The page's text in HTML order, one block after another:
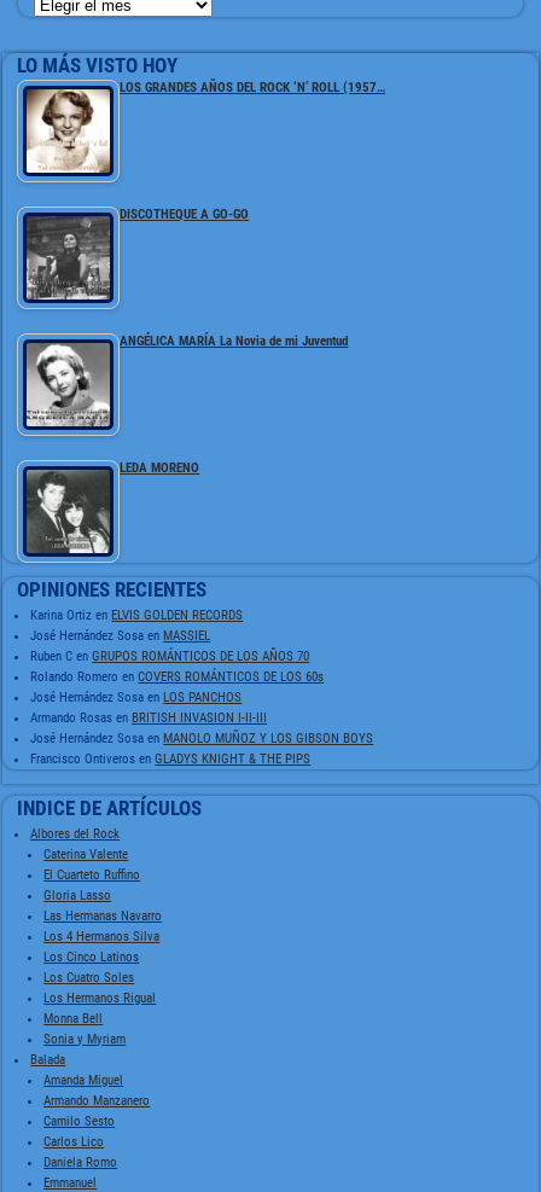
LO MÁS VISTO HOY
LOS GRANDES AÑOS DEL ROCK ‘N’ ROLL (1957…
DISCOTHEQUE A GO-GO
ANGÉLICA MARÍA La Novia de mi Juventud
LEDA MORENO
OPINIONES RECIENTES
Karina Ortiz enELVIS GOLDEN RECORDS
José Hernández Sosa enMASSIEL
Ruben C enGRUPOS ROMÁNTICOS DE LOS AÑOS 70
Rolando Romero enCOVERS ROMÁNTICOS DE LOS 60s
José Hernández Sosa enLOS PANCHOS
Armando Rosas enBRITISH INVASION I-II-III
José Hernández Sosa enMANOLO MUÑOZ Y LOS GIBSON BOYS
Francisco Ontiveros enGLADYS KNIGHT & THE PIPS
INDICE DE ARTÍCULOS
Albores del Rock
Caterina Valente
El Cuarteto Ruffino
Gloria Lasso
Las Hermanas Navarro
Los 4 Hermanos Silva
Los Cinco Latinos
Los Cuatro Soles
Los Hermanos Rigual
Monna Bell
Sonia y Myriam
Balada
Amanda Miguel
Armando Manzanero
Camilo Sesto
Carlos Lico
Daniela Romo
Emmanuel